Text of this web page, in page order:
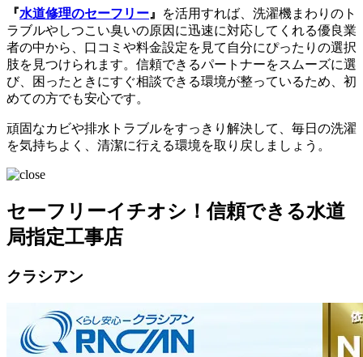
『水道修理のセーフリー 』
を活用すれば、洗濯機まわりのト
ラブルやしつこい臭いの原因に迅速に対応してくれる優良業
者の中から、口コミや料金設定を見て自分にぴったりの選択
肢を見つけられます。信頼できるパートナーをスムーズに選
び、困ったときにすぐ相談できる環境が整っているため、初
めての方でも安心です。
頑固なカビや排水トラブルをすっきり解決して、毎日の洗濯
を気持ちよく、清潔に行える環境を取り戻しましょう。
セーフリーイチオシ！信頼できる水道
局指定工事店
クラシアン